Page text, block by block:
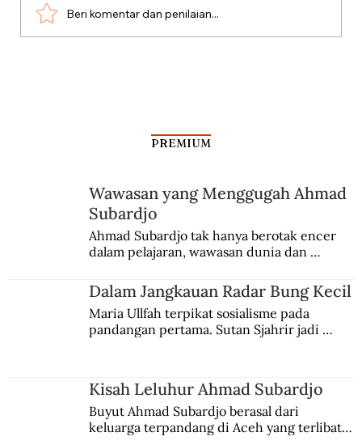
Dari Srebrenica ke Palestina
Beri komentar dan penilaian...
PREMIUM
Wawasan yang Menggugah Ahmad
Subardjo
Ahmad Subardjo tak hanya berotak encer
dalam pelajaran, wawasan dunia dan
Jules Verne, Multatuli, hingga Sun Yat-sen.
Dalam Jangkauan Radar Bung Kecil
Maria Ullfah terpikat sosialisme pada
pandangan pertama. Sutan Sjahrir jadi
Kisah Leluhur Ahmad Subardjo
Buyut Ahmad Subardjo berasal dari
keluarga terpandang di Aceh yang terlibat